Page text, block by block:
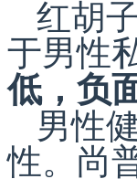
红胡
于男性
低，负
男性
性。尚